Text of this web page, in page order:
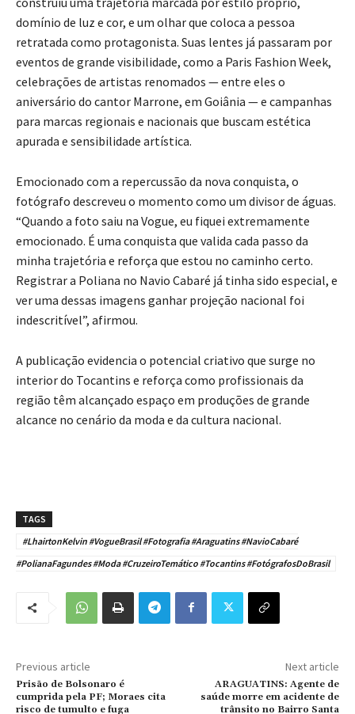
domínio de luz e cor, e um olhar que coloca a pessoa
retratada como protagonista. Suas lentes já passaram por
eventos de grande visibilidade, como a Paris Fashion Week,
celebrações de artistas renomados — entre eles o
aniversário do cantor Marrone, em Goiânia — e campanhas
para marcas regionais e nacionais que buscam estética
apurada e sensibilidade artística.
Emocionado com a repercussão da nova conquista, o
fotógrafo descreveu o momento como um divisor de águas.
“Quando a foto saiu na Vogue, eu fiquei extremamente
emocionado. É uma conquista que valida cada passo da
minha trajetória e reforça que estou no caminho certo.
Registrar a Poliana no Navio Cabaré já tinha sido especial, e
ver uma dessas imagens ganhar projeção nacional foi
indescritível”, afirmou.
A publicação evidencia o potencial criativo que surge no
interior do Tocantins e reforça como profissionais da
região têm alcançado espaço em produções de grande
alcance no cenário da moda e da cultura nacional.
TAGS
#LhairtonKelvin #VogueBrasil #Fotografia #Araguatins #NavioCabaré
#PolianaFagundes #Moda #CruzeiroTemático #Tocantins #FotógrafosDoBrasil
Previous article
Prisão de Bolsonaro é
cumprida pela PF; Moraes cita
risco de tumulto e fuga
Next article
ARAGUATINS: Agente de
saúde morre em acidente de
trânsito no Bairro Santa